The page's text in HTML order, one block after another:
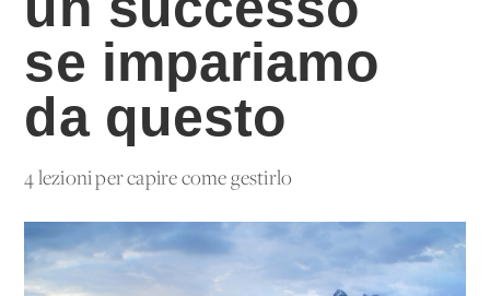
se impariamo
da questo
4 lezioni per capire come gestirlo